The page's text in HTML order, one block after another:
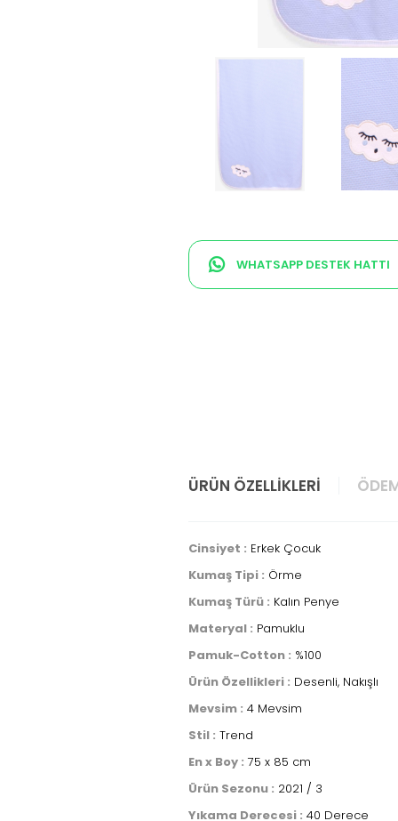
WHATSAPP DESTEK HATTI
ÜRÜN ÖZELLIKLERI
Cinsiyet : Erkek Çocuk
Kumaş Tipi : Örme
Kumaş Türü : Kalın Penye
Materyal : Pamuklu
Pamuk-Cotton : %100
Ürün Özellikleri : Desenli, Nakışlı
Mevsim : 4 Mevsim
Stil : Trend
En x Boy : 75 x 85 cm
Ürün Sezonu : 2021 / 3
Yıkama Derecesi : 40 Derece